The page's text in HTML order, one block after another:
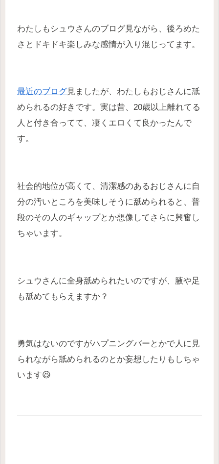
わたしもシュウさんのブログ見ながら、後ろめた
さとドキドキ楽しみな感情が入り混じってます。
最近のブログ見ましたが、わたしもおじさんに舐
められるの好きです。実は昔、20歳以上離れてる
人と付き合ってて、凄くエロくて良かったんで
す。
社会的地位が高くて、清潔感のあるおじさんに自
分の汚いところを美味しそうに舐められると、普
段のその人のギャップとか想像してさらに興奮し
ちゃいます。
シュウさんに全身舐められたいのですが、腋や足
も舐めてもらえますか？
勇気はないのですがハプニングバーとかで人に見
られながら舐められるのとか妄想したりもしちゃ
います😆